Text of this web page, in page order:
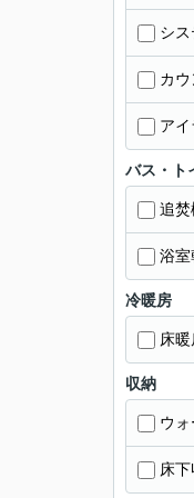
シ
カ
ア
バス・ト
追焚
浴室
冷暖房
床
収納
ウ
床